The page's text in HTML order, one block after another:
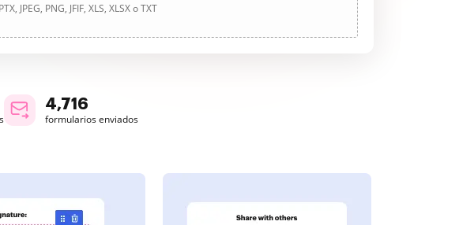
JPEG, PNG, JFIF, XLS, XLSX o TXT
4,716
formularios enviados